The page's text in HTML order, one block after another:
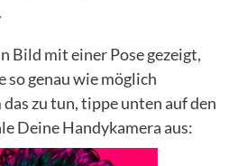
Bild mit einer Pose gezeigt,
so genau wie möglich
zu tun, tippe unten auf den
Deine Handykamera aus: